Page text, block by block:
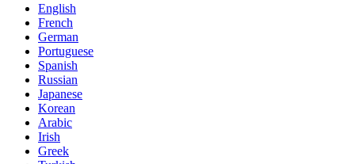
English
French
German
Portuguese
Spanish
Russian
Japanese
Korean
Arabic
Irish
Greek